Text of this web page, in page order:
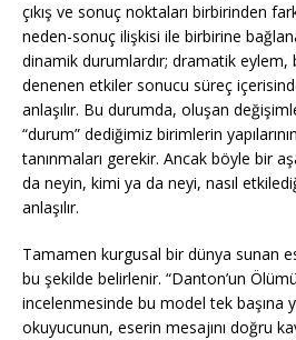
çıkış ve sonuç noktaları birbirinden
neden-sonuç ilişkisi ile birbirine
dinamik durumlardır; dramatik eylem,
denenen etkiler sonucu süreç
anlaşılır. Bu durumda, oluşan
“durum” dediğimiz birimlerin
tanınmaları gerekir. Ancak böyle bir
da neyin, kimi ya da neyi, nasıl
anlaşılır.
Tamamen kurgusal bir dünya sunan
bu şekilde belirlenir. “Danton’un
incelenmesinde bu model tek başına
okuyucunun, eserin mesajını doğru